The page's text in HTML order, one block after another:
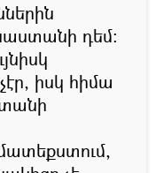
դեմ։
իսկ հիմա